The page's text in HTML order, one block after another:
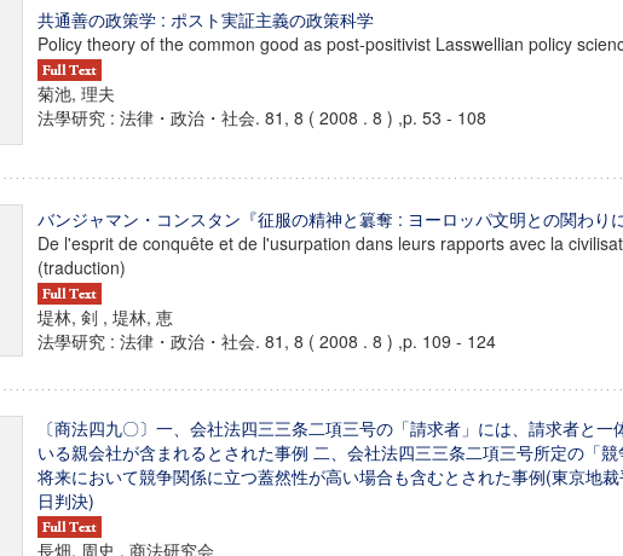
共通善の政策学 : ポスト実証主義の政策科学
Policy theory of the common good as post-positivist Lasswellian policy
菊池, 理夫
法學研究 : 法律・政治・社会. 81, 8 ( 2008 . 8 ) ,p. 53 - 108
バンジャマン・コンスタン『征服の精神と簒奪 : ヨーロッパ文明との関わり
De l'esprit de conquête et de l'usurpation dans leurs rapports avec la
(traduction)
堤林, 剣 , 堤林, 恵
法學研究 : 法律・政治・社会. 81, 8 ( 2008 . 8 ) ,p. 109 - 124
〔商法四九〇〕一、会社法四三三条二項三号の「請求者」には、請求者と一
いる親会社が含まれるとされた事例 二、会社法四三三条二項三号所定の「
将来において競争関係に立つ蓋然性が高い場合も含むとされた事例(東京地
日判決)
長畑, 周史 , 商法研究会